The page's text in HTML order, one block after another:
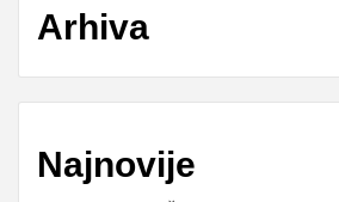
Arhiva
Najnovije